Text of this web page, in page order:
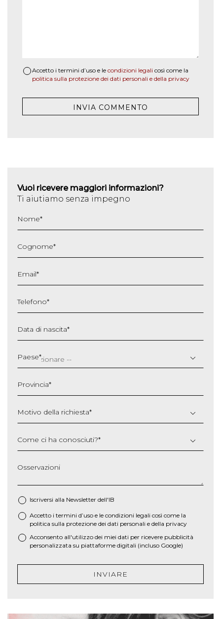
Accetto i termini d’uso e le condizioni legali così come la
politica sulla protezione dei dati personali e della privacy
Vuoi ricevere maggiori informazioni?
Ti aiutiamo senza impegno
Nome*
Cognome*
Email*
Telefono*
Data di nascita*
slash
MM
AAAA
Paese*
Provincia*
Motivo della richiesta*
Come ci ha conosciuti?*
Osservazioni
Iscriversi alla Newsletter dell'IB
* Accetto i termini d’uso e le condizioni legali così come la
politica sulla protezione dei dati personali e della privacy
Acconsento all'utilizzo dei miei dati per ricevere pubblicità
personalizzata su piattaforme digitali (incluso Google)
INVIARE